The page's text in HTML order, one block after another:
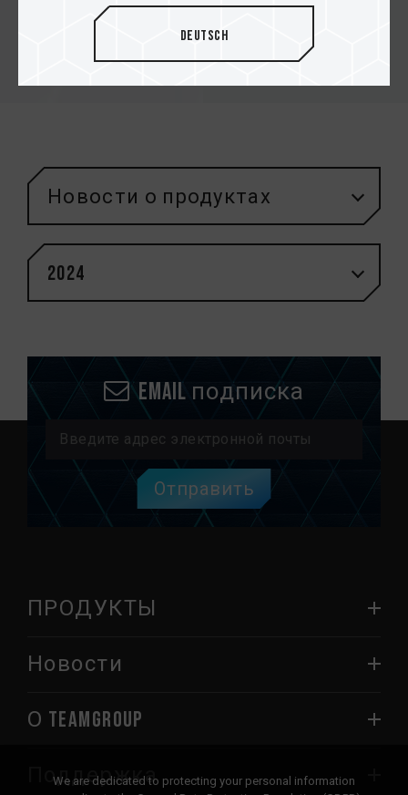
Новости о продуктах
2024
Email подписка
Отправить
ПРОДУКТЫ
Новости
О TEAMGROUP
Поддержка
Deutsch
We are dedicated to protecting your personal information